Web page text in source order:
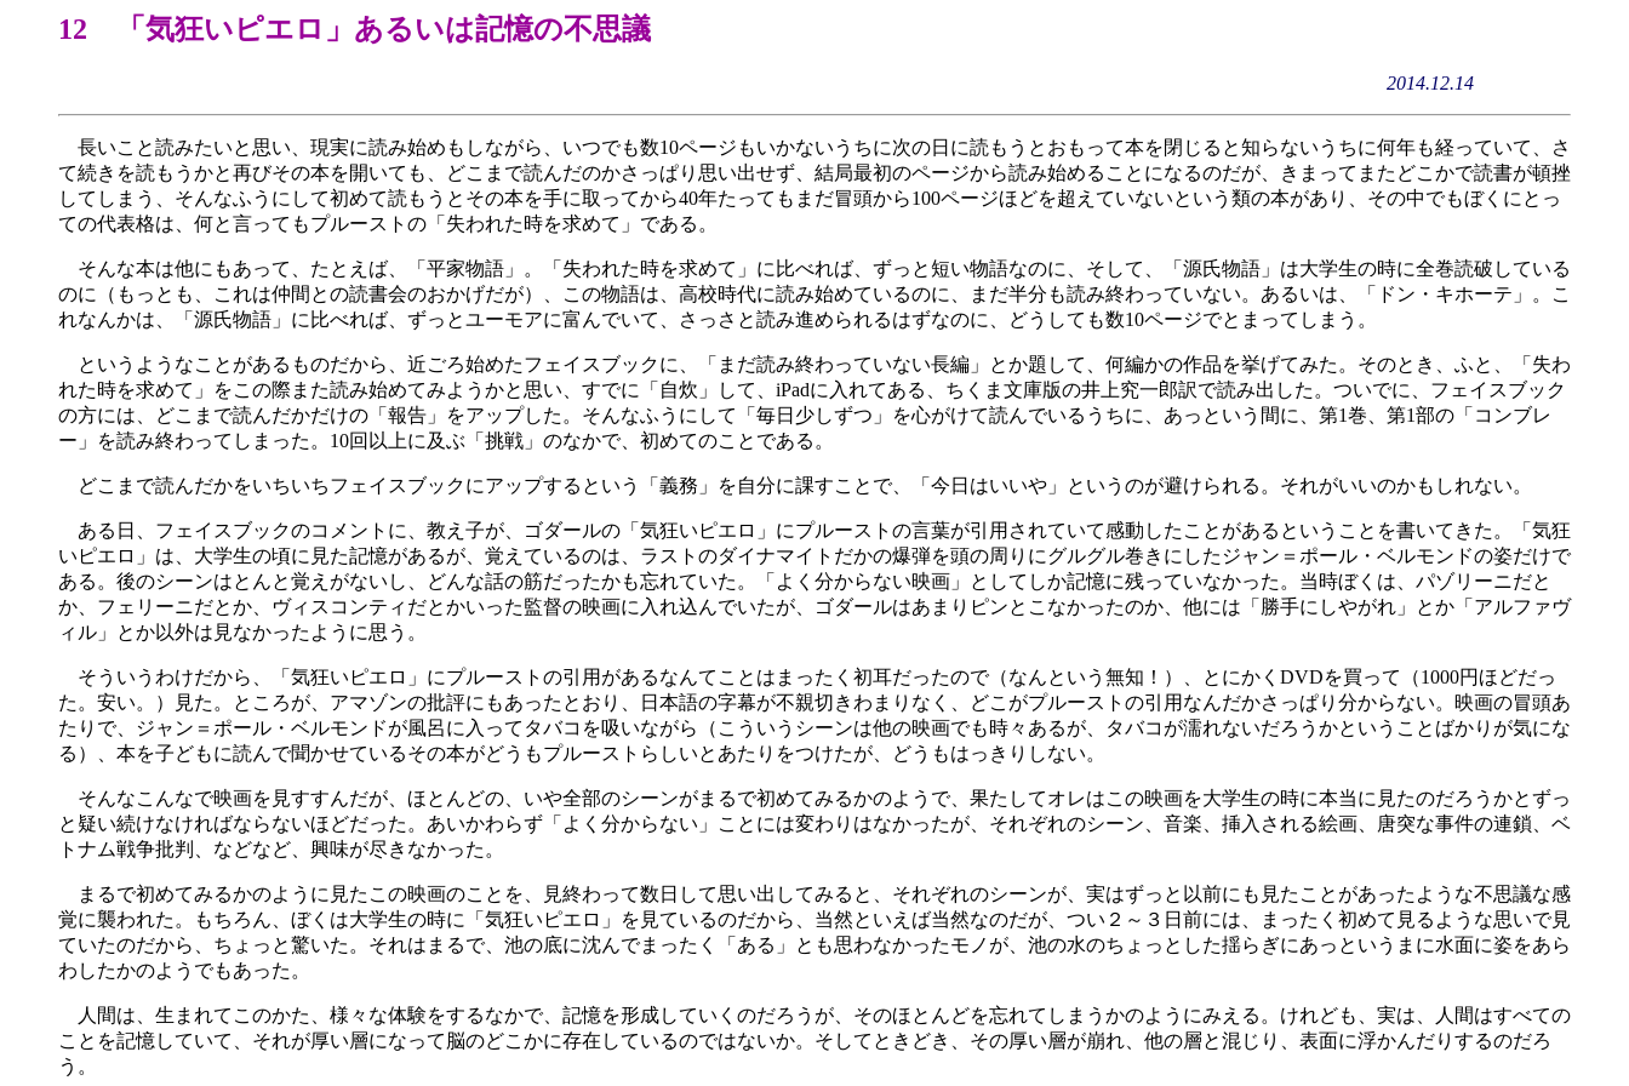
12 「気狂いピエロ」あるいは記憶の不思議
2014.12.14
長いこと読みたいと思い、現実に読み始めもしながら、いつでも数10ページもいかないうちに次の日に読もうとおもって本を閉じると知らないうちに何年も経っていて、さ
て続きを読もうかと再びその本を開いても、どこまで読んだのかさっぱり思い出せず、結局最初のページから読み始めることになるのだが、きまってまたどこかで読書が頓挫
してしまう、そんなふうにして初めて読もうとその本を手に取ってから40年たってもまだ冒頭から100ページほどを超えていないという類の本があり、その中でもぼくにとっ
ての代表格は、何と言ってもプルーストの「失われた時を求めて」である。
そんな本は他にもあって、たとえば、「平家物語」。「失われた時を求めて」に比べれば、ずっと短い物語なのに、そして、「源氏物語」は大学生の時に全巻読破している
のに（もっとも、これは仲間との読書会のおかげだが）、この物語は、高校時代に読み始めているのに、まだ半分も読み終わっていない。あるいは、「ドン・キホーテ」。こ
れなんかは、「源氏物語」に比べれば、ずっとユーモアに富んでいて、さっさと読み進められるはずなのに、どうしても数10ページでとまってしまう。
というようなことがあるものだから、近ごろ始めたフェイスブックに、「まだ読み終わっていない長編」とか題して、何編かの作品を挙げてみた。そのとき、ふと、「失わ
れた時を求めて」をこの際また読み始めてみようかと思い、すでに「自炊」して、iPadに入れてある、ちくま文庫版の井上究一郎訳で読み出した。ついでに、フェイスブック
の方には、どこまで読んだかだけの「報告」をアップした。そんなふうにして「毎日少しずつ」を心がけて読んでいるうちに、あっという間に、第1巻、第1部の「コンブレ
ー」を読み終わってしまった。10回以上に及ぶ「挑戦」のなかで、初めてのことである。
どこまで読んだかをいちいちフェイスブックにアップするという「義務」を自分に課すことで、「今日はいいや」というのが避けられる。それがいいのかもしれない。
ある日、フェイスブックのコメントに、教え子が、ゴダールの「気狂いピエロ」にプルーストの言葉が引用されていて感動したことがあるということを書いてきた。「気狂
いピエロ」は、大学生の頃に見た記憶があるが、覚えているのは、ラストのダイナマイトだかの爆弾を頭の周りにグルグル巻きにしたジャン＝ポール・ベルモンドの姿だけで
ある。後のシーンはとんと覚えがないし、どんな話の筋だったかも忘れていた。「よく分からない映画」としてしか記憶に残っていなかった。当時ぼくは、パゾリーニだと
か、フェリーニだとか、ヴィスコンティだとかいった監督の映画に入れ込んでいたが、ゴダールはあまりピンとこなかったのか、他には「勝手にしやがれ」とか「アルファヴ
ィル」とか以外は見なかったように思う。
そういうわけだから、「気狂いピエロ」にプルーストの引用があるなんてことはまったく初耳だったので（なんという無知！）、とにかくDVDを買って（1000円ほどだっ
た。安い。）見た。ところが、アマゾンの批評にもあったとおり、日本語の字幕が不親切きわまりなく、どこがプルーストの引用なんだかさっぱり分からない。映画の冒頭あ
たりで、ジャン＝ポール・ベルモンドが風呂に入ってタバコを吸いながら（こういうシーンは他の映画でも時々あるが、タバコが濡れないだろうかということばかりが気にな
る）、本を子どもに読んで聞かせているその本がどうもプルーストらしいとあたりをつけたが、どうもはっきりしない。
そんなこんなで映画を見すすんだが、ほとんどの、いや全部のシーンがまるで初めてみるかのようで、果たしてオレはこの映画を大学生の時に本当に見たのだろうかとずっ
と疑い続けなければならないほどだった。あいかわらず「よく分からない」ことには変わりはなかったが、それぞれのシーン、音楽、挿入される絵画、唐突な事件の連鎖、ベ
トナム戦争批判、などなど、興味が尽きなかった。
まるで初めてみるかのように見たこの映画のことを、見終わって数日して思い出してみると、それぞれのシーンが、実はずっと以前にも見たことがあったような不思議な感
覚に襲われた。もちろん、ぼくは大学生の時に「気狂いピエロ」を見ているのだから、当然といえば当然なのだが、つい２～３日前には、まったく初めて見るような思いで見
ていたのだから、ちょっと驚いた。それはまるで、池の底に沈んでまったく「ある」とも思わなかったモノが、池の水のちょっとした揺らぎにあっというまに水面に姿をあら
わしたかのようでもあった。
人間は、生まれてこのかた、様々な体験をするなかで、記憶を形成していくのだろうが、そのほとんどを忘れてしまうかのようにみえる。けれども、実は、人間はすべての
ことを記憶していて、それが厚い層になって脳のどこかに存在しているのではないか。そしてときどき、その厚い層が崩れ、他の層と混じり、表面に浮かんだりするのだろ
う。